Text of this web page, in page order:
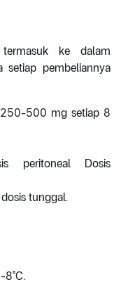
ke dalam
setiap pembeliannya
500 mg setiap 8
peritoneal Dosis
tunggal.
8°C.